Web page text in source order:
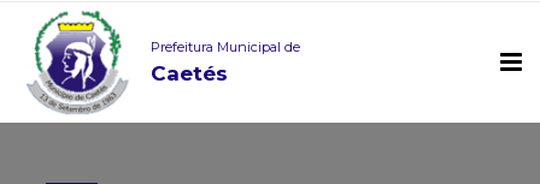
Prefeitura Municipal de
Caetés